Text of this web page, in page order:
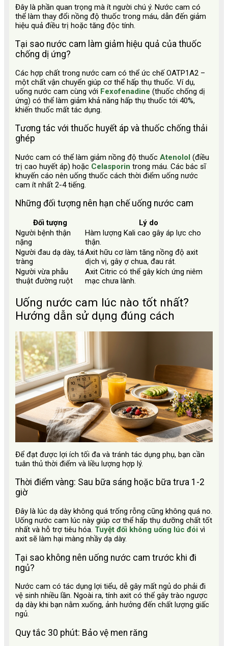
Đây là phần quan trọng mà ít người chú ý. Nước cam có
thể làm thay đổi nồng độ thuốc trong máu, dẫn đến giảm
hiệu quả điều trị hoặc tăng độc tính.
Tại sao nước cam làm giảm hiệu quả của thuốc
chống dị ứng?
Các hợp chất trong nước cam có thể ức chế OATP1A2 –
một chất vận chuyển giúp cơ thể hấp thụ thuốc. Ví dụ,
uống nước cam cùng với Fexofenadine (thuốc chống dị
ứng) có thể làm giảm khả năng hấp thụ thuốc tới 40%,
khiến thuốc mất tác dụng.
Tương tác với thuốc huyết áp và thuốc chống thải
ghép
Nước cam có thể làm giảm nồng độ thuốc Atenolol (điều
trị cao huyết áp) hoặc Celasporin trong máu. Các bác sĩ
khuyến cáo nên uống thuốc cách thời điểm uống nước
cam ít nhất 2-4 tiếng.
Những đối tượng nên hạn chế uống nước cam
Đối tượng
Lý do
Người bệnh thận
nặng
Hàm lượng Kali cao gây áp lực cho
thận.
Người đau dạ dày, tá
tràng
Axit hữu cơ làm tăng nồng độ axit
dịch vị, gây ợ chua, đau rát.
Người vừa phẫu
thuật đường ruột
Axit Citric có thể gây kích ứng niêm
mạc chưa lành.
Uống nước cam lúc nào tốt nhất?
Hướng dẫn sử dụng đúng cách
Để đạt được lợi ích tối đa và tránh tác dụng phụ, bạn cần
tuân thủ thời điểm và liều lượng hợp lý.
Thời điểm vàng: Sau bữa sáng hoặc bữa trưa 1-2
giờ
Đây là lúc dạ dày không quá trống rỗng cũng không quá no.
Uống nước cam lúc này giúp cơ thể hấp thụ dưỡng chất tốt
nhất và hỗ trợ tiêu hóa. Tuyệt đối không uống lúc đói vì
axit sẽ làm hại màng nhầy dạ dày.
Tại sao không nên uống nước cam trước khi đi
ngủ?
Nước cam có tác dụng lợi tiểu, dễ gây mất ngủ do phải đi
vệ sinh nhiều lần. Ngoài ra, tính axit có thể gây trào ngược
dạ dày khi bạn nằm xuống, ảnh hưởng đến chất lượng giấc
ngủ.
Quy tắc 30 phút: Bảo vệ men răng